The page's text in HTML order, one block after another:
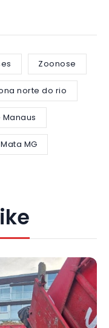
Zoonose
norte do rio
MG